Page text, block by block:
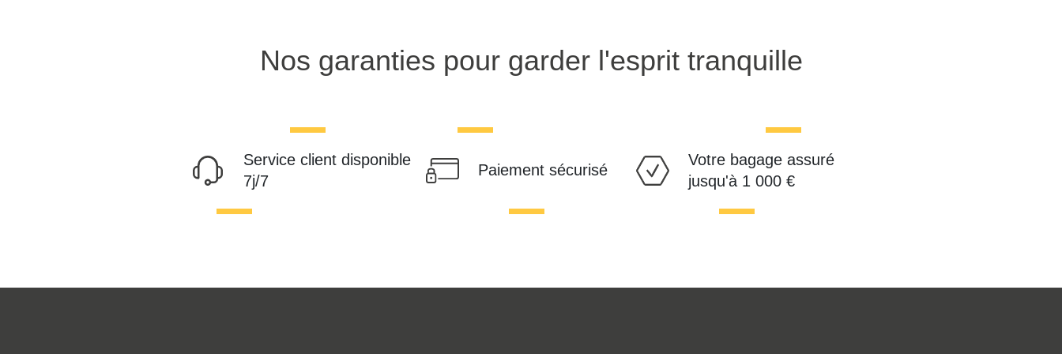
Nos garanties pour garder l'esprit tranquille
Service client disponible
7j/7
Paiement sécurisé
Votre bagage assuré
jusqu'à 1 000 €